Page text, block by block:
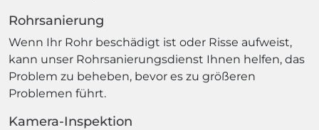
Rohrsanierung
Wenn Ihr Rohr beschädigt ist oder Risse aufweist,
kann unser Rohrsanierungsdienst Ihnen helfen, das
Problem zu beheben, bevor es zu größeren
Problemen führt.
Kamera-Inspektion